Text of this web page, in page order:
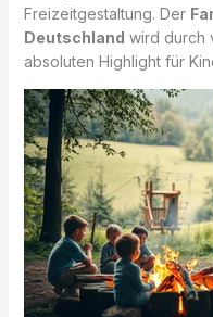
Freizeitgestaltung. Der
Deutschland wird durch
absoluten Highlight für